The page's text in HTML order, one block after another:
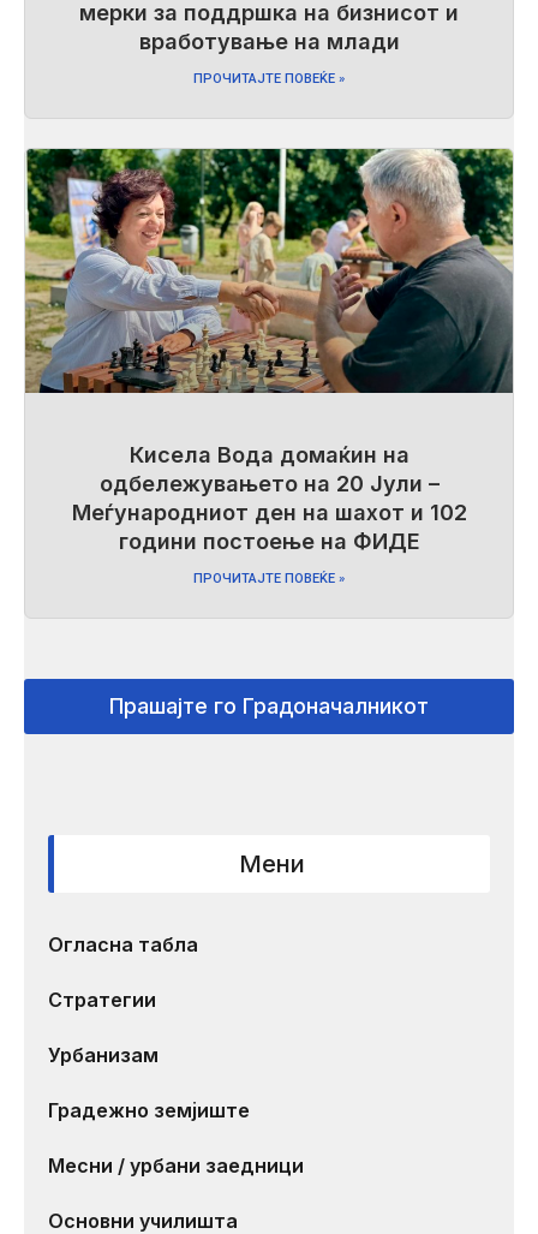
мерки за поддршка на бизнисот и
вработување на млади
ПРОЧИТАЈТЕ ПОВЕЌЕ »
Кисела Вода домаќин на
одбележувањето на 20 Јули –
Меѓународниот ден на шахот и 102
години постоење на ФИДЕ
ПРОЧИТАЈТЕ ПОВЕЌЕ »
Прашајте го Градоначалникот
Мени
Огласна табла
Стратегии
Урбанизам
Градежно земјиште
Месни / урбани заедници
Основни училишта